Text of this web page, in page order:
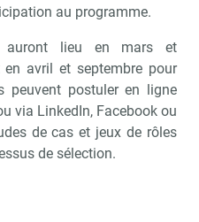
au programme.
auront lieu en mars et
avril et septembre pour
peuvent postuler en ligne
via LinkedIn, Facebook ou
de cas et jeux de rôles
de sélection.